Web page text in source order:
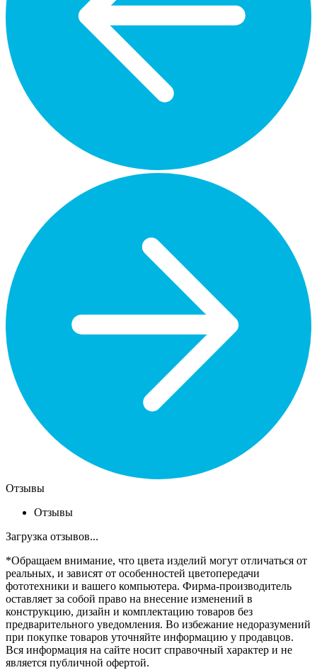
Отзывы
Отзывы
Загрузка отзывов...
*Обращаем внимание, что цвета изделий могут отличаться от
реальных, и зависят от особенностей цветопередачи
фототехники и вашего компьютера. Фирма-производитель
оставляет за собой право на внесение изменений в
конструкцию, дизайн и комплектацию товаров без
предварительного уведомления. Во избежание недоразумений
при покупке товаров уточняйте информацию у продавцов.
Вся информация на сайте носит справочный характер и не
является публичной офертой.